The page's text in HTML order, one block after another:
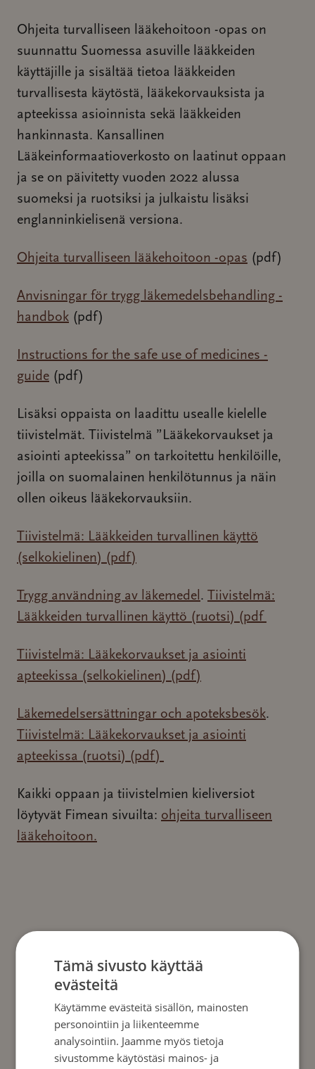
Ohjeita turvalliseen lääkehoitoon -opas on
suunnattu Suomessa asuville lääkkeiden
käyttäjille ja sisältää tietoa lääkkeiden
turvallisesta käytöstä, lääkekorvauksista ja
apteekissa asioinnista sekä lääkkeiden
hankinnasta. Kansallinen
Lääkeinformaatioverkosto on laatinut oppaan
ja se on päivitetty vuoden 2022 alussa
suomeksi ja ruotsiksi ja julkaistu lisäksi
englanninkielisenä versiona.
Ohjeita turvalliseen lääkehoitoon -opas (pdf)
Anvisningar för trygg läkemedelsbehandling -
handbok (pdf)
Instructions for the safe use of medicines -
guide (pdf)
Lisäksi oppaista on laadittu usealle kielelle
tiivistelmät. Tiivistelmä ”Lääkekorvaukset ja
asiointi apteekissa” on tarkoitettu henkilöille,
joilla on suomalainen henkilötunnus ja näin
ollen oikeus lääkekorvauksiin.
Tiivistelmä: Lääkkeiden turvallinen käyttö
(selkokielinen) (pdf)
Trygg användning av läkemedel. Tiivistelmä:
Lääkkeiden turvallinen käyttö (ruotsi) (pdf
Tiivistelmä: Lääkekorvaukset ja asiointi
apteekissa (selkokielinen) (pdf)
Läkemedelsersättningar och apoteksbesök.
Tiivistelmä: Lääkekorvaukset ja asiointi
apteekissa (ruotsi) (pdf)
Kaikki oppaan ja tiivistelmien kieliversiot
löytyvät Fimean sivuilta: ohjeita turvalliseen
lääkehoitoon.
Ajankohtaista
Tämä sivusto käyttää
evästeitä
Käytämme evästeitä sisällön, mainosten
personointiin ja liikenteemme
analysointiin. Jaamme myös tietoja
sivustomme käytöstäsi mainos- ja